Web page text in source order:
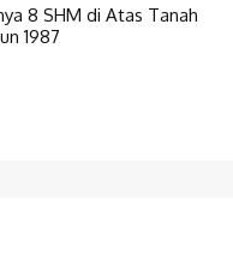
8 SHM di Atas Tanah
1987